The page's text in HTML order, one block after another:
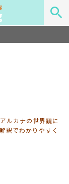
ルカナの世界観に
釈でわかりやすく